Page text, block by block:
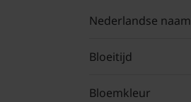
Nederlandse naam
Bloeitijd
Bloemkleur